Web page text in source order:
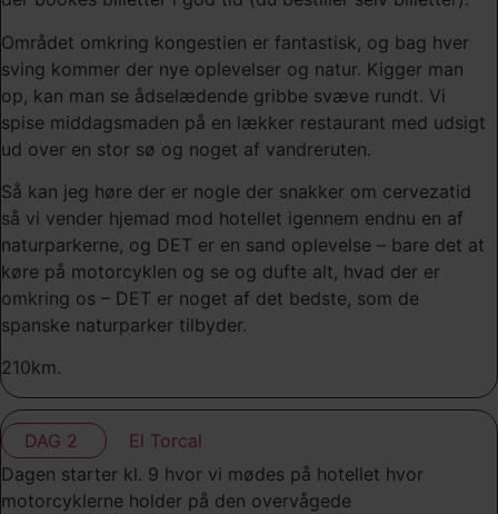
Området omkring kongestien er fantastisk, og bag hver
sving kommer der nye oplevelser og natur. Kigger man
op, kan man se ådselædende gribbe svæve rundt. Vi
spise middagsmaden på en lækker restaurant med udsigt
ud over en stor sø og noget af vandreruten.
Så kan jeg høre der er nogle der snakker om cervezatid
så vi vender hjemad mod hotellet igennem endnu en af
naturparkerne, og DET er en sand oplevelse – bare det at
køre på motorcyklen og se og dufte alt, hvad der er
omkring os – DET er noget af det bedste, som de
spanske naturparker tilbyder.
210km.
DAG 2
El Torcal
Dagen starter kl. 9 hvor vi mødes på hotellet hvor
motorcyklerne holder på den overvågede